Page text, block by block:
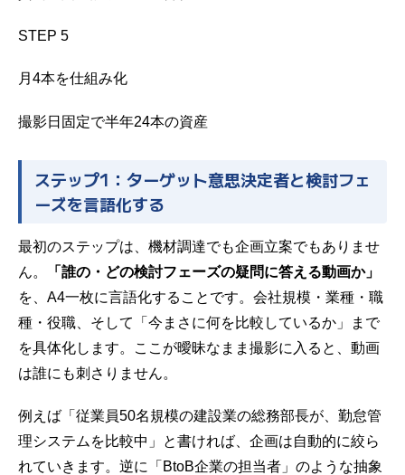
STEP 5
月4本を仕組み化
撮影日固定で半年24本の資産
ステップ1：ターゲット意思決定者と検討フェ
ーズを言語化する
最初のステップは、機材調達でも企画立案でもありませ
ん。
「誰の・どの検討フェーズの疑問に答える動画か」
を、A4一枚に言語化することです。会社規模・業種・職
種・役職、そして「今まさに何を比較しているか」まで
を具体化します。ここが曖昧なまま撮影に入ると、動画
は誰にも刺さりません。
例えば「従業員50名規模の建設業の総務部長が、勤怠管
理システムを比較中」と書ければ、企画は自動的に絞ら
れていきます。逆に「BtoB企業の担当者」のような抽象